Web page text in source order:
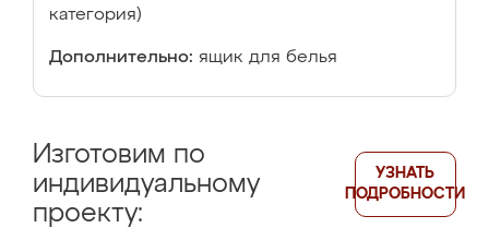
категория)
Дополнительно: ящик для белья
Изготовим по
индивидуальному
проекту:
УЗНАТЬ
ПОДРОБНОСТИ